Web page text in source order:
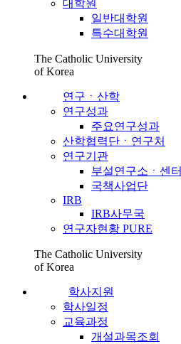
대학원
일반대학원
특수대학원
The Catholic University
of Korea
연구ㆍ산학
연구성과
주요연구성과
산학협력단ㆍ연구처
연구기관
부설연구소ㆍ센터
국책사업단
IRB
IRB사무국
연구자현황 PURE
The Catholic University
of Korea
학사지원
학사일정
교육과정
개설과목조회